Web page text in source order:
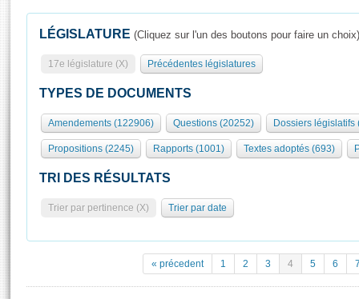
Présidence
577 députés
Groupes politiques
Séance publique
Commissions et autres organes
Europe et International
Pétitions
Rôle et pouvoirs de l'Assemblée
Organisation de l'Assemblée
Présidence Conférence des Présidents Bureau Collège des
Statistiques et chiffres clés
Documents de référence
( Constitution | Règlement de l'Assemblée ... )
Visiter l'Assemblée
Visite virtuelle du palais Bourbon
Assister à une séance
LÉGISLATURE (Cliquez sur l'un des boutons pour faire un choix)
17e législature (X) Précédentes législatures
TYPES DE DOCUMENTS
Amendements (122906) Questions (20252) Dossiers législatifs
Propositions (2245) Rapports (1001) Textes adoptés (693)
TRI DES RÉSULTATS
Trier par pertinence (X) Trier par date
« précedent 1 2 3 4 5 6